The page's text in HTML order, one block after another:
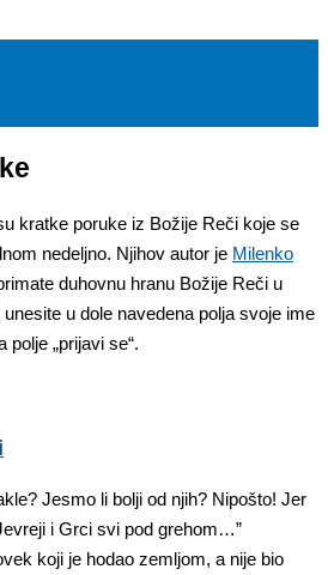
kratke poruke iz Božije Reči koje se
nedeljno. Njihov autor je Milenko
duhovnu hranu Božije Reči u
u dole navedena polja svoje ime
polje „prijavi se“.
Jesmo li bolji od njih? Nipošto! Jer
i Grci svi pod grehom…”
koji je hodao zemljom, a nije bio